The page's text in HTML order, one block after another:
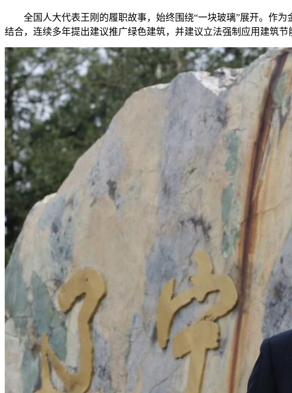
全国人大代表王刚的履职故事，始终围绕“一块玻璃”展开。作为
结合，连续多年提出建议推广绿色建筑，并建议立法强制应用建筑节